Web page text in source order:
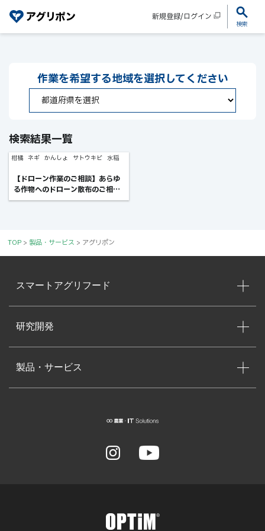
新規登録/ログイン
検索
作業を希望する地域を選択してください
検索結果一覧
柑橘 ネギ かんしょ サトウキビ 水稲
【ドローン作業のご相談】あらゆ
る作物へのドローン散布のご相
談！ex.産地への防除立上など
TOP > 製品・サービス > アグリポン
スマートアグリフード
研究開発
製品・サービス